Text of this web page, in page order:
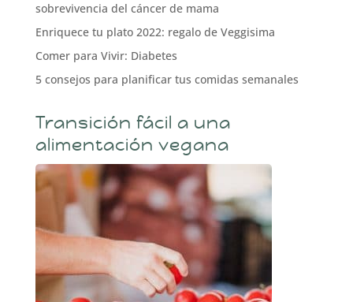
sobrevivencia del cáncer de mama
Enriquece tu plato 2022: regalo de Veggisima
Comer para Vivir: Diabetes
5 consejos para planificar tus comidas semanales
Transición fácil a una
alimentación vegana